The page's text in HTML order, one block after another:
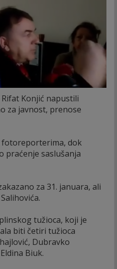
Konjić napustili
za javnost, prenose
fotoreporterima, dok
praćenje saslušanja
za 31. januara, ali
tužioca, koji je
biti četiri tužioca
Dubravko
Biuk.